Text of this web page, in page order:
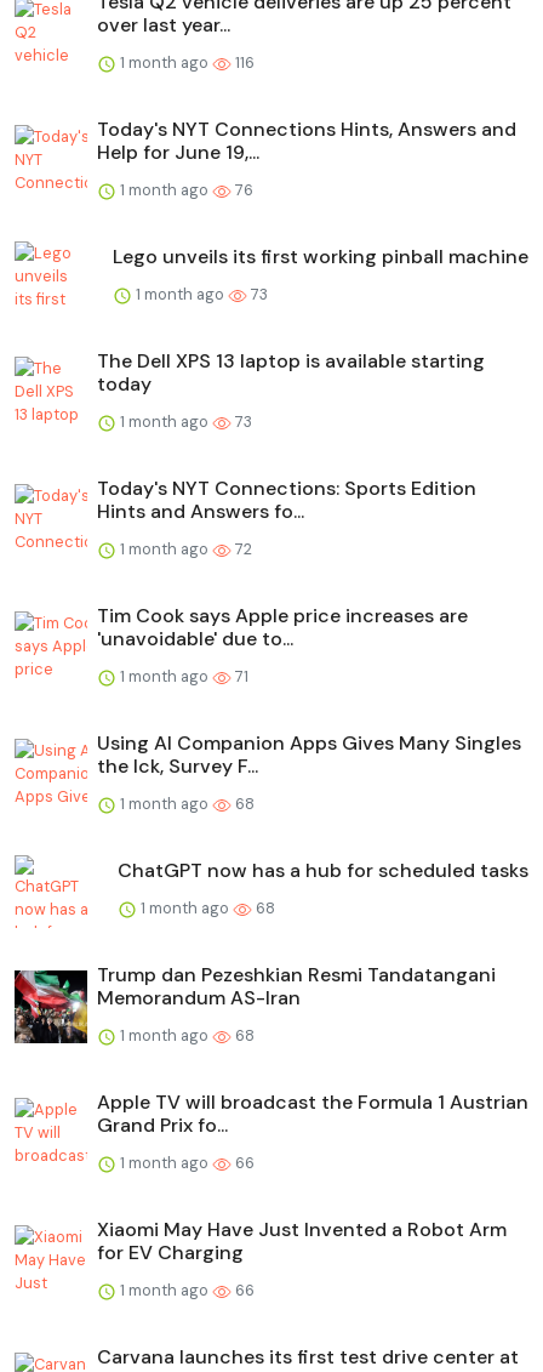
over last year...
1 month ago 116
Today's NYT Connections Hints, Answers and
Help for June 19,...
1 month ago 76
Lego unveils its first working pinball machine
1 month ago 73
The Dell XPS 13 laptop is available starting
today
1 month ago 73
Today's NYT Connections: Sports Edition
Hints and Answers fo...
1 month ago 72
Tim Cook says Apple price increases are
'unavoidable' due to...
1 month ago 71
Using AI Companion Apps Gives Many Singles
the Ick, Survey F...
1 month ago 68
ChatGPT now has a hub for scheduled tasks
1 month ago 68
Trump dan Pezeshkian Resmi Tandatangani
Memorandum AS-Iran
1 month ago 68
Apple TV will broadcast the Formula 1 Austrian
Grand Prix fo...
1 month ago 66
Xiaomi May Have Just Invented a Robot Arm
for EV Charging
1 month ago 66
Carvana launches its first test drive center at